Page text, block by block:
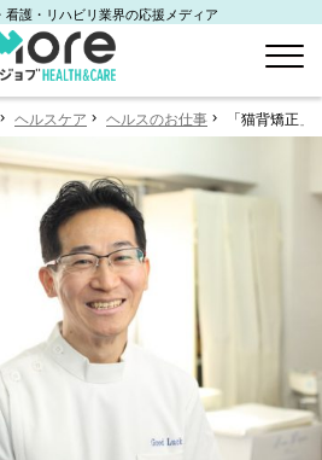
看護・リハビリ業界の応援メディア
ヘルスケア ヘルスのお仕事 「猫背矯正